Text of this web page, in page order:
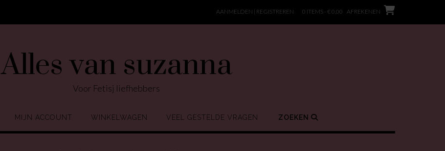
AANMELDEN | REGISTREREN 0 ITEMS - € 0,00 AFREKENEN
Alles van suzanna
Voor Fetisj liefhebbers
MIJN ACCOUNT WINKELWAGEN VEEL GESTELDE VRAGEN ZOEKEN